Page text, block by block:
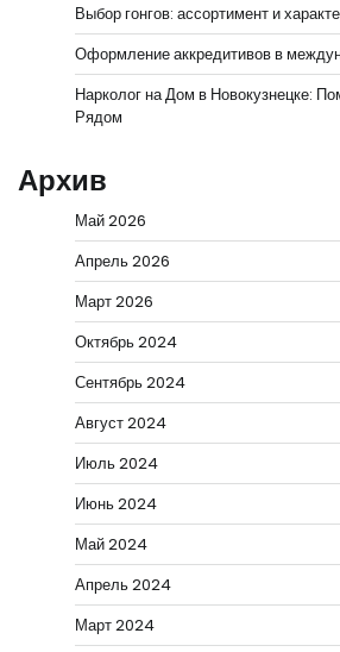
Выбор гонгов: ассортимент и
Оформление аккредитивов в
Нарколог на Дом в Новокузнецке:
Рядом
Архив
Май 2026
Апрель 2026
Март 2026
Октябрь 2024
Сентябрь 2024
Август 2024
Июль 2024
Июнь 2024
Май 2024
Апрель 2024
Март 2024